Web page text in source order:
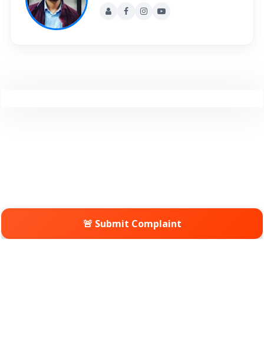
🚨 Submit Complaint